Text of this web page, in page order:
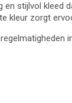
en stijlvol
kleur zorgt